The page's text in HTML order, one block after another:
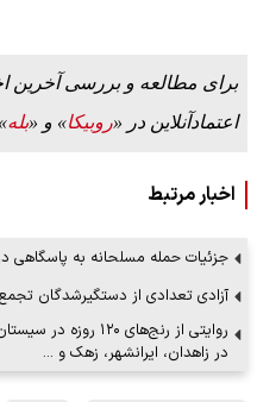
برای مطالعه و بررسی آخرین
اعتمادآنلاین در «روبیکا» و «بله
اخبار مرتبط
جزئیات حمله مسلحانه به پاسگاهی
آزادی تعدادی از دستگیرشدگان
روایتی از رنج‌های
در زاهدان، ایرانشهر، زهک و …